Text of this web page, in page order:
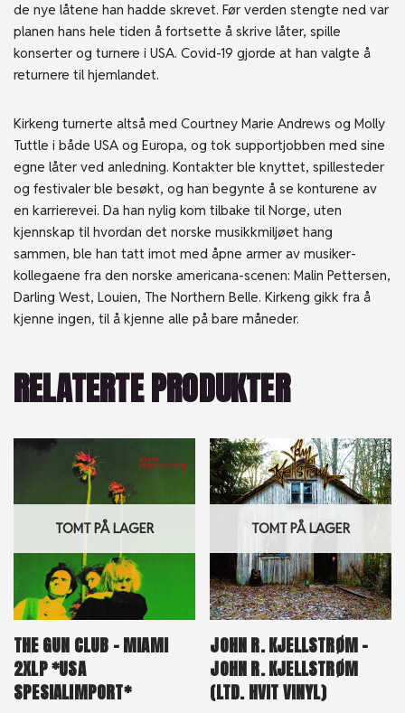
de nye låtene han hadde skrevet. Før verden stengte ned var
planen hans hele tiden å fortsette å skrive låter, spille
konserter og turnere i USA. Covid-19 gjorde at han valgte å
returnere til hjemlandet.
Kirkeng turnerte altså med Courtney Marie Andrews og Molly
Tuttle i både USA og Europa, og tok supportjobben med sine
egne låter ved anledning. Kontakter ble knyttet, spillesteder
og festivaler ble besøkt, og han begynte å se konturene av
en karrierevei. Da han nylig kom tilbake til Norge, uten
kjennskap til hvordan det norske musikkmiljøet hang
sammen, ble han tatt imot med åpne armer av musiker-
kollegaene fra den norske americana-scenen: Malin Pettersen,
Darling West, Louien, The Northern Belle. Kirkeng gikk fra å
kjenne ingen, til å kjenne alle på bare måneder.
RELATERTE PRODUKTER
TOMT PÅ LAGER
THE GUN CLUB – MIAMI
2XLP *USA
SPESIALIMPORT*
TOMT PÅ LAGER
JOHN R. KJELLSTRØM –
JOHN R. KJELLSTRØM
(LTD. HVIT VINYL)